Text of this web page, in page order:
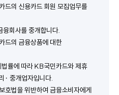
드의 신용카드 회원 모집업무를
융회사를 중개합니다.
드의 금융상품에 대한
률에 따라 KB국민카드와 제휴
· 중개업자입니다.
호법을 위반하여 금융소비자에게